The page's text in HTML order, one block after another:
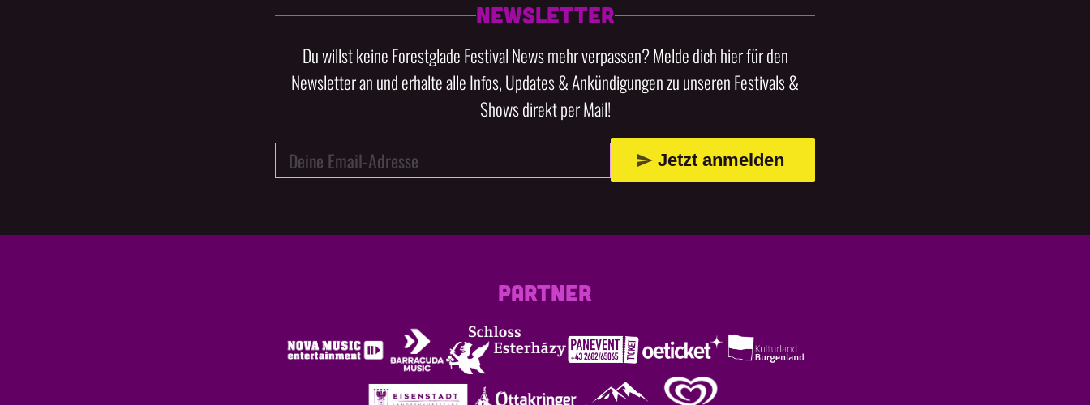
NEWSLETTER
Du willst keine Forestglade Festival News mehr verpassen? Melde dich hier für den
Newsletter an und erhalte alle Infos, Updates & Ankündigungen zu unseren Festivals &
Shows direkt per Mail!
Jetzt anmelden
PARTNER